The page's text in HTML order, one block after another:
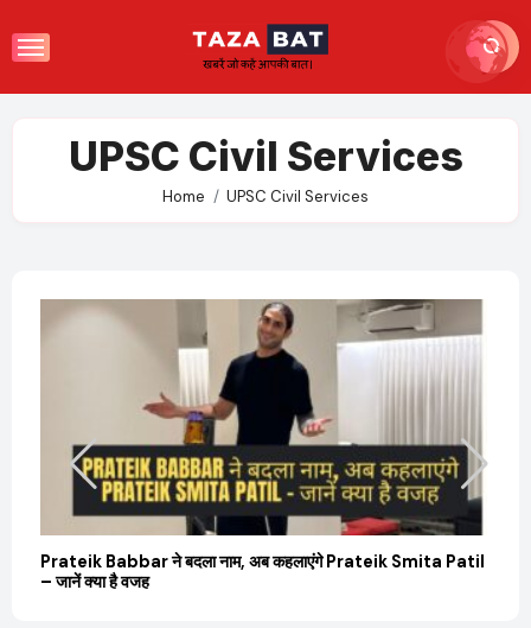
to
UPSC Civil Services
Home UPSC Civil Services
Prateik Babbar ने बदला नाम, अब कहलाएंगे Prateik Smita Patil
– जानें क्या है वजह